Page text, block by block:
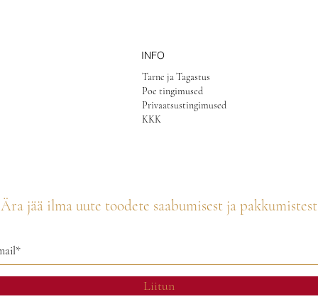
INFO
Tarne ja Tagastus
Poe tingimused
Privaatsustingimused
KKK
Ära jää ilma uute toodete saabumisest ja pakkumistest
Liitun